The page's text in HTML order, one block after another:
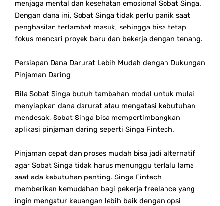
menjaga mental dan kesehatan emosional Sobat Singa.
Dengan dana ini, Sobat Singa tidak perlu panik saat
penghasilan terlambat masuk, sehingga bisa tetap
fokus mencari proyek baru dan bekerja dengan tenang.
Persiapan Dana Darurat Lebih Mudah dengan Dukungan
Pinjaman Daring
Bila Sobat Singa butuh tambahan modal untuk mulai
menyiapkan dana darurat atau mengatasi kebutuhan
mendesak, Sobat Singa bisa mempertimbangkan
aplikasi pinjaman daring seperti Singa Fintech.
Pinjaman cepat dan proses mudah bisa jadi alternatif
agar Sobat Singa tidak harus menunggu terlalu lama
saat ada kebutuhan penting. Singa Fintech
memberikan kemudahan bagi pekerja freelance yang
ingin mengatur keuangan lebih baik dengan opsi